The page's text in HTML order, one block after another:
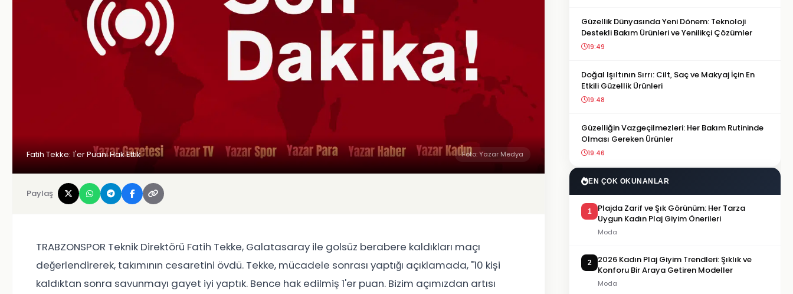
Fatih Tekke: 1'er Puanı Hak Ettik Foto: Yazar Medya
Paylaş
TRABZONSPOR Teknik Direktörü Fatih Tekke, Galatasaray ile golsüz berabere kaldıkları maçı
değerlendirerek, takımının cesaretini övdü. Tekke, mücadele sonrası yaptığı açıklamada, "10 kişi
kaldıktan sonra savunmayı gayet iyi yaptık. Bence hak edilmiş 1'er puan. Bizim açımızdan artısı
Güzellik Dünyasında Yeni Dönem: Teknoloji
Destekli Bakım Ürünleri ve Yenilikçi Çözümler
19:49
Doğal Işıltının Sırrı: Cilt, Saç ve Makyaj İçin En
Etkili Güzellik Ürünleri
19:48
Güzelliğin Vazgeçilmezleri: Her Bakım Rutininde
Olması Gereken Ürünler
19:46
EN ÇOK OKUNANLAR
1
Plajda Zarif ve Şık Görünüm: Her Tarza
Uygun Kadın Plaj Giyim Önerileri
Moda
2
2026 Kadın Plaj Giyim Trendleri: Şıklık ve
Konforu Bir Araya Getiren Modeller
Moda